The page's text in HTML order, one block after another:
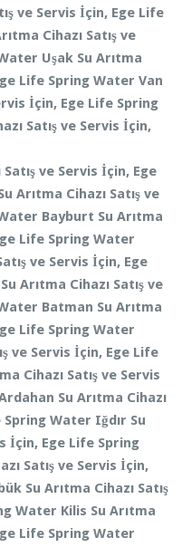
ve Servis İçin, Ege Life
Cihazı Satış ve
Uşak Su Arıtma
Life Spring Water Van
İçin, Ege Life Spring
Satış ve Servis İçin,
ve Servis İçin, Ege
Arıtma Cihazı Satış ve
Bayburt Su Arıtma
Life Spring Water
ve Servis İçin, Ege
Su Arıtma Cihazı Satış ve
Batman Su Arıtma
Life Spring Water
ve Servis İçin, Ege Life
Cihazı Satış ve Servis
Su Arıtma Cihazı
Spring Water Iğdır Su
İçin, Ege Life Spring
Satış ve Servis İçin,
Su Arıtma Cihazı Satış
Water Kilis Su Arıtma
Life Spring Water